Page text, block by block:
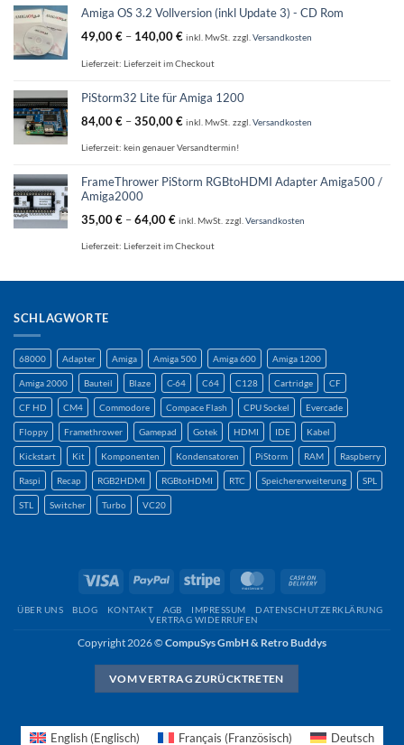
Amiga OS 3.2 Vollversion (inkl Update 3) - CD Rom
49,00€ – 140,00€ inkl. MwSt. zzgl. Versandkosten
Lieferzeit: Lieferzeit im Checkout
PiStorm32 Lite für Amiga 1200
84,00€ –350,00€ inkl. MwSt. zzgl. Versandkosten
Lieferzeit: kein genauer Versandtermin!
FrameThrower PiStorm RGBtoHDMI Adapter Amiga500 /
Amiga2000
35,00€ –64,00€ inkl. MwSt. zzgl. Versandkosten
Lieferzeit: Lieferzeit im Checkout
SCHLAGWORTE
68000 Adapter Amiga Amiga 500 Amiga 600 Amiga 1200
Amiga 2000 Bauteil Blaze C-64 C64 C128 Cartridge CF
CF HD CM4 Commodore Compace Flash CPU Sockel Evercade
Floppy Framethrower Gamepad Gotek HDMI IDE Kabel
Kickstart Kit Komponenten Kondensatoren PiStorm RAM Raspberry
Raspi Recap RGB2HDMI RGBtoHDMI RTC Speichererweiterung SPL
STL Switcher Turbo VC20
Visum PayPal Streifen MasterCard
ÜBER UNS BLOG KONTAKT AGB IMPRESSUM
DATENSCHUTZERKLÄRUNG
VERTRAG WIDERRUFEN
Copyright 2026 © CompuSys GmbH & Retro Buddys
VOM VERTRAG ZURÜCKTRETEN
English(Englisch) Français (Französisch) Deutsch